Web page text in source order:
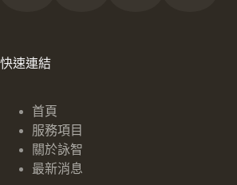
快速連結
首頁
服務項目
關於詠智
最新消息